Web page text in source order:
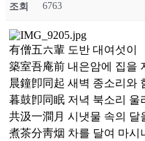
조회 6763
有僧五六輩 도반 대여섯이
築室吾庵前 내은암에 집을
晨鐘卽同起 새벽 종소리와
暮鼓卽同眠 저녁 북소리 울
共汲一澗月 시냇물 속의 달
煮茶分靑烟 차를 달여 마시